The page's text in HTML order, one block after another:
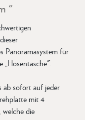
"
Panoramasystem für
ab sofort auf jeder
mit 4
die